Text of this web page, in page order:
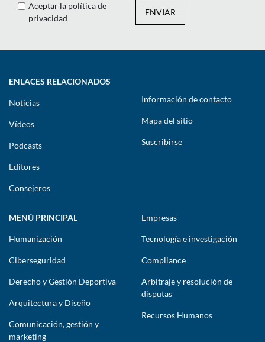
Aceptar la política de
privacidad
ENVIAR
ENLACES RELACIONADOS
Noticias
Vídeos
Podcasts
Editores
Consejeros
Información de contacto
Mapa del sitio
Suscribirse
MENÚ PRINCIPAL
Humanización
Ciberseguridad
Derecho y Gestión Deportiva
Arquitectura y Diseño
Comunicación, gestión y
marketing
Empresas
Tecnología e investigación
Compliance
Arbitraje y resolución de
disputas
Recursos Humanos